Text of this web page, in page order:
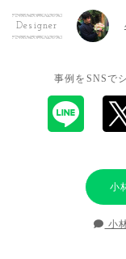
Designer
事例をSNSで
小
小